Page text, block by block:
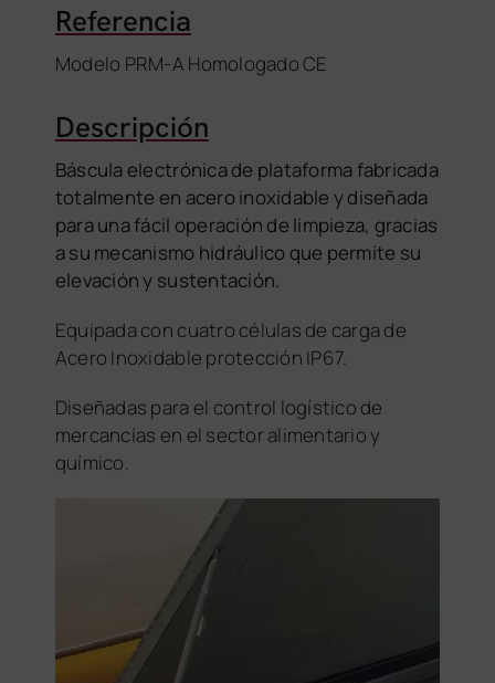
Referencia
Modelo PRM-A Homologado CE
Descripción
Báscula electrónica de plataforma fabricada
totalmente en acero inoxidable y diseñada
para una fácil operación de limpieza, gracias
a su mecanismo hidráulico que permite su
elevación y sustentación.
Equipada con cuatro células de carga de
Acero Inoxidable protección IP67.
Diseñadas para el control logístico de
mercancías en el sector alimentario y
químico.